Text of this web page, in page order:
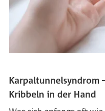
Karpaltunnelsyndrom
Kribbeln in der Hand